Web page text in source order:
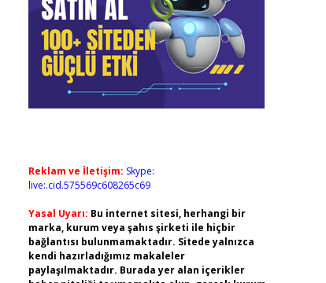
Reklam ve İletişim: Skype:
live:.cid.575569c608265c69
Yasal Uyarı: Bu internet sitesi, herhangi bir
marka, kurum veya şahıs şirketi ile hiçbir
bağlantısı bulunmamaktadır. Sitede yalnızca
kendi hazırladığımız makaleler
paylaşılmaktadır. Burada yer alan içerikler